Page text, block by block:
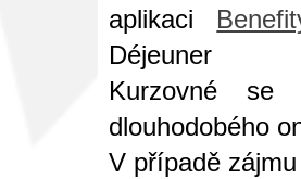
aplikaci
Déjeuner
Kurzovné se
dlouhodobého
V případě